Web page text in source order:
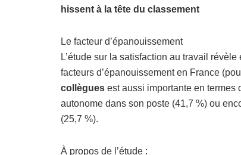
hissent à la tête du classement
Le facteur d’épanouissement
L’étude sur la satisfaction au travail
facteurs d’épanouissement en France
collègues est aussi importante en termes
autonome dans son poste (41,7 %) ou
(25,7 %).
À propos de l’étude :